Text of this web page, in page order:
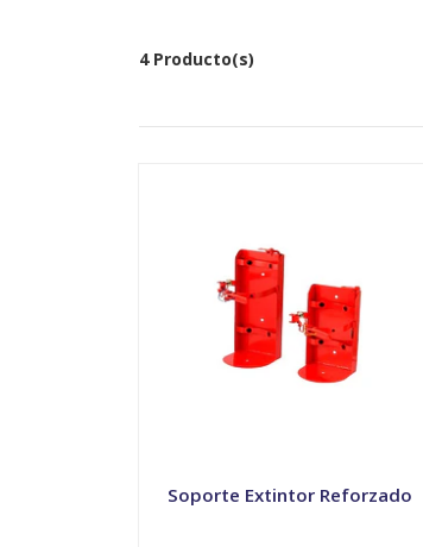
4 Producto(s)
Soporte Extintor Reforzado